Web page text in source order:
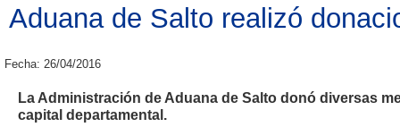
Aduana de Salto realizó
Fecha: 26/04/2016
La Administración de Aduana de Salto donó diversas
capital departamental.